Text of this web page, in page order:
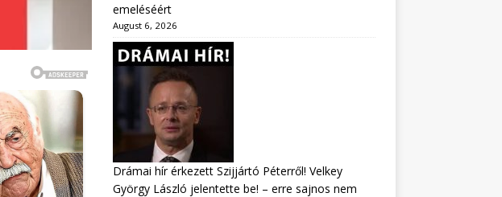
emeléséért
August 6, 2026
Drámai hír érkezett Szijjártó Péterről! Velkey
György László jelentette be! – erre sajnos nem